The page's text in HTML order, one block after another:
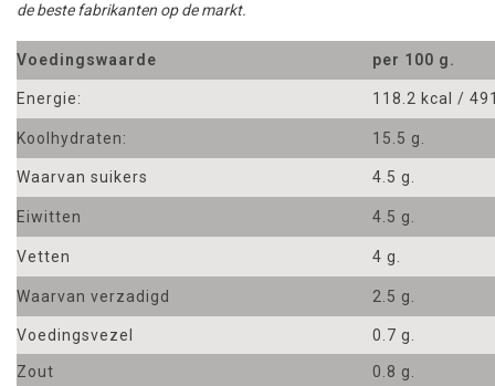
de beste fabrikanten op de markt.
Voedingswaarde per 100 g.
Energie: 118.2 kcal /
Koolhydraten: 15.5 g.
Waarvan suikers 4.5 g.
Eiwitten 4.5 g.
Vetten 4 g.
Waarvan verzadigd 2.5 g.
Voedingsvezel 0.7 g.
Zout 0.8 g.